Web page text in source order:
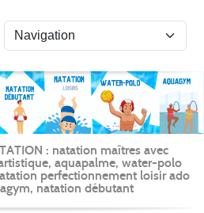
: natation maîtres avec
aquapalme, water-polo
perfectionnement loisir ado
natation débutant